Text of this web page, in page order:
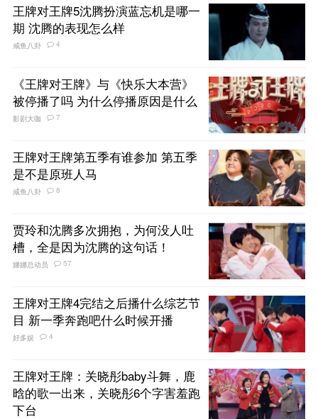
王牌对王牌5沈腾扮演蓝忘机是哪一
期 沈腾的表现怎么样
咸鱼八卦 4
《王牌对王牌》与《快乐大本营》
被停播了吗 为什么停播原因是什么
影剧大咖 7
王牌对王牌第五季有谁参加 第五季
是不是原班人马
咸鱼八卦 8
贾玲和沈腾多次拥抱，为何没人吐
槽，全是因为沈腾的这句话！
娜娜总动员 57
王牌对王牌4完结之后播什么综艺节
目 新一季奔跑吧什么时候开播
好多娱 4
王牌对王牌：关晓彤baby斗舞，鹿
晗的歌一出来，关晓彤6个字害羞跑
下台